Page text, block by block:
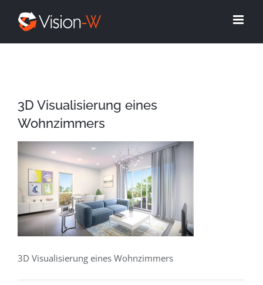
3D Visualisierung eines
Wohnzimmers
3D Visualisierung eines Wohnzimmers